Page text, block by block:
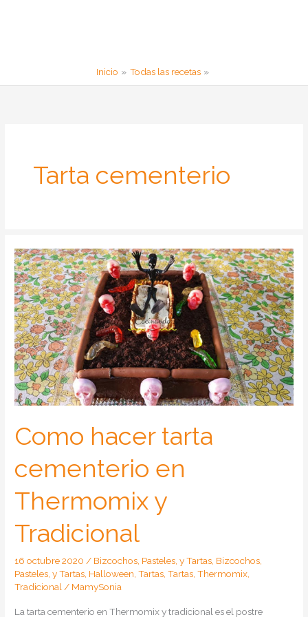
Inicio Todas las recetas
Tarta cementerio
Como hacer tarta
cementerio en
Thermomix y
Tradicional
16 octubre 2020 / Bizcochos, Pasteles, y Tartas Bizcochos,
Pasteles, y Tartas Halloween ,Tartas ,Tartas ,Thermomix
Tradicional / MamySonia
La tarta cementerio en Thermomix y tradicional es el postre